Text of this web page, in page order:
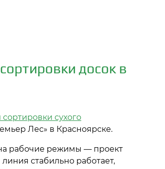
досок в
сухого
Лес» в Красноярске.
рабочие режимы — проект
стабильно работает,